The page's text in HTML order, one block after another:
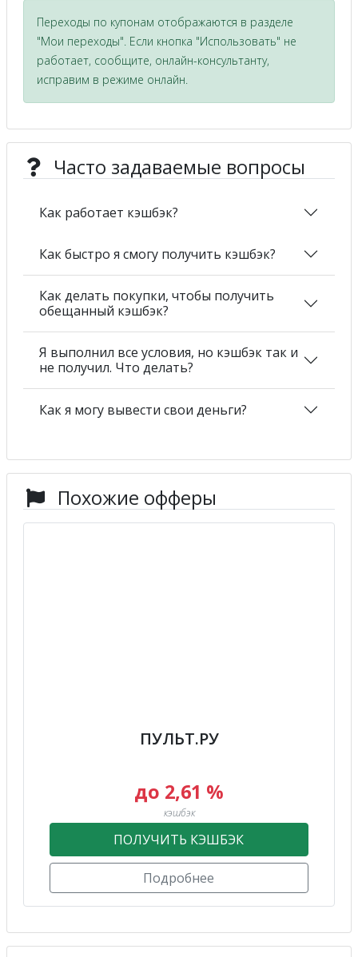
Переходы по купонам отображаются в разделе
"Мои переходы". Если кнопка "Использовать" не
работает, сообщите, онлайн-консультанту,
исправим в режиме онлайн.
Часто задаваемые вопросы
Как работает кэшбэк?
Как быстро я смогу получить кэшбэк?
Как делать покупки, чтобы получить
обещанный кэшбэк?
Я выполнил все условия, но кэшбэк так и
не получил. Что делать?
Как я могу вывести свои деньги?
Похожие офферы
ПУЛЬТ.РУ
до 2,61 %
кэшбэк
ПОЛУЧИТЬ КЭШБЭК
Подробнее